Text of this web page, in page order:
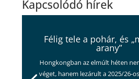
Kapcsolódó hírek
Félig tele a pohár, és
arany”
Hongkongban az elmúlt héten
véget, hanem lezárult a 2025/26-